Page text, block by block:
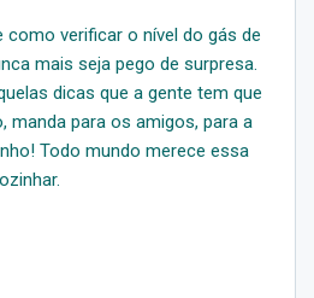
como verificar o nível do gás de
mais seja pego de surpresa.
dicas que a gente tem que
manda para os amigos, para a
Todo mundo merece essa